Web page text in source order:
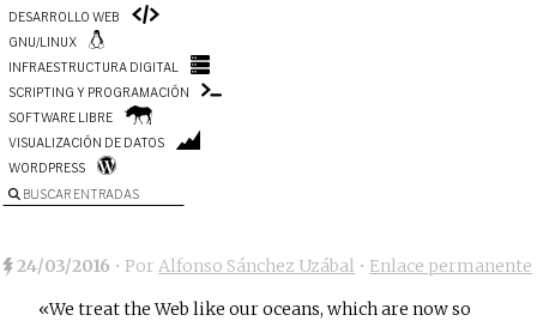
DESARROLLO WEB
GNU/LINUX
INFRAESTRUCTURA DIGITAL
SCRIPTING Y PROGRAMACIÓN
SOFTWARE LIBRE
VISUALIZACIÓN DE DATOS
WORDPRESS
BUSCAR ENTRADAS
24/03/2016 • PorAlfonso Sánchez Uzábal • Enlace permanente
We treat the Web like our oceans, which are now so